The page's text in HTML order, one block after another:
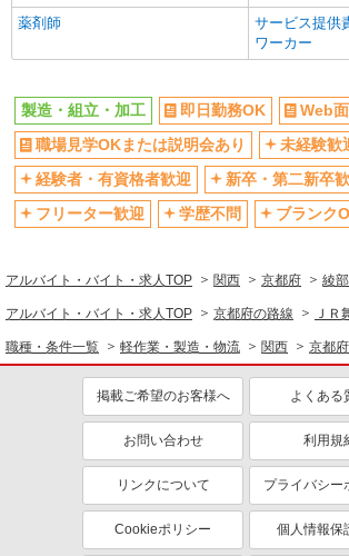
社会保険あり
退職金・財形
社員登用あり
同じ職種から求人を探す
軽作業・製造・物流
製造・組立・加工
未経験歓迎
ミドル（40
車通勤OK
交通費支給
社会保険あり
社員登用あり
ボーナス・賞与あり
薬剤師
サービス提供
ワーカー
製造・組立・加工 即日勤務OK
Web
職場見学OKまたは説明会あり
未経験歓
経験者・有資格者歓迎
新卒・第二新卒
フリーター歓迎
学歴不問
ブランク
アルバイト・バイト・求人TOP 関西 京都府 綾
アルバイト・バイト・求人TOP 京都府の路線 ＪＲ
職種・条件一覧 軽作業・製造・物流 関西 京都府
掲載ご希望のお客様へ よくある
お問い合わせ 利用規
リンクについて プライバシー
Cookieポリシー 個人情報保